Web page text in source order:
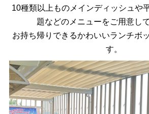
10種類以上ものメインディッシュや
題などのメニューをご用意し
お持ち帰りできるかわいいランチボ
す。